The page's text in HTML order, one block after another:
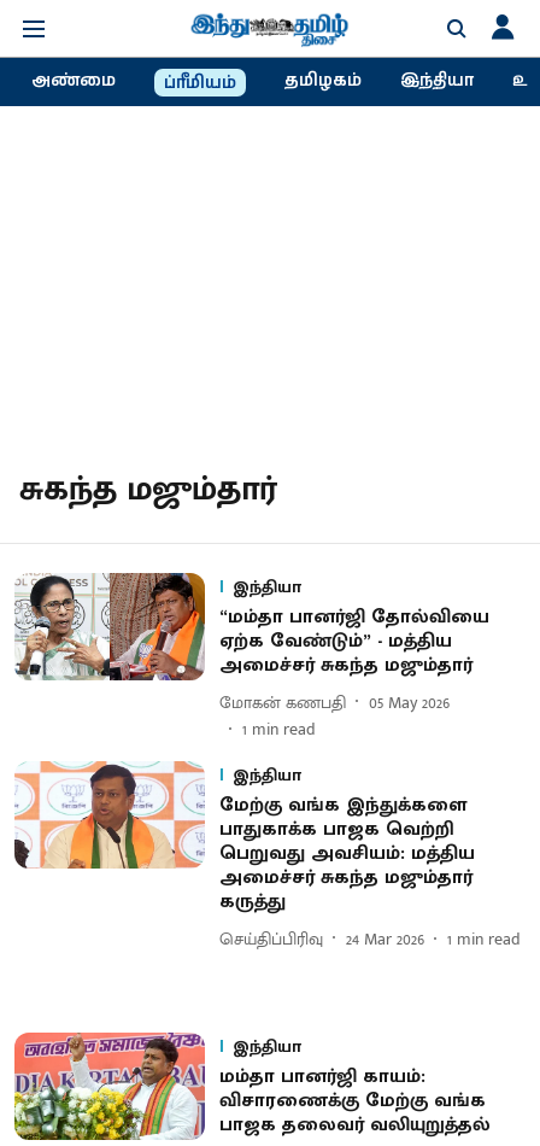
அண்மை ப்ரீமியம் தமிழகம் இந்தியா
சுகந்த மஜும்தார்
இந்தியா
“மம்தா பானர்ஜி தோல்வியை
ஏற்க வேண்டும்” - மத்திய
அமைச்சர் சுகந்த மஜும்தார்
மோகன் கணபதி
05 May 2026
1 min read
இந்தியா
மேற்கு வங்க இந்துக்களை
பாதுகாக்க பாஜக வெற்றி
பெறுவது அவசியம்: மத்திய
அமைச்சர் சுகந்த மஜும்தார்
கருத்து
செய்திப்பிரிவு 24 Mar 2026 1 min read
இந்தியா
மம்தா பானர்ஜி காயம்:
விசாரணைக்கு மேற்கு வங்க
பாஜக தலைவர் வலியுறுத்தல்